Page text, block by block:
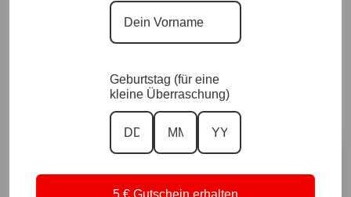
38-48|, Anr.: 4032Geburtstag (für eine
kleine Überraschung)
5 € Gutschein erhalten